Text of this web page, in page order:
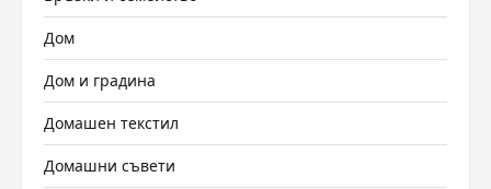
Дом
Дом и градина
Домашен текстил
Домашни съвети